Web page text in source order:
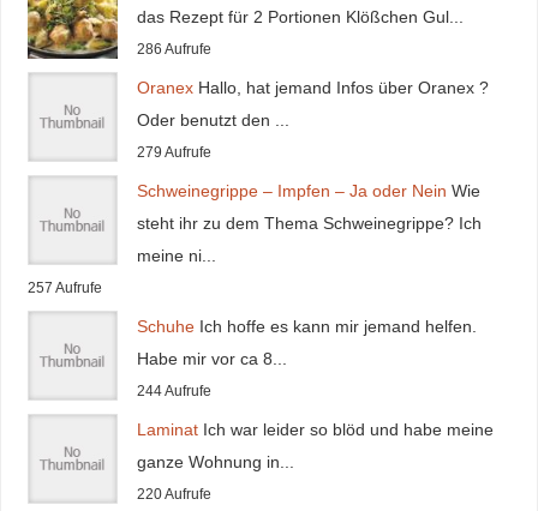
das Rezept für 2 Portionen Klößchen Gul...
286 Aufrufe
Oranex Hallo, hat jemand Infos über Oranex ?
Oder benutzt den ...
279 Aufrufe
Schweinegrippe – Impfen – Ja oder Nein Wie
steht ihr zu dem Thema Schweinegrippe? Ich
meine ni...
257 Aufrufe
Schuhe Ich hoffe es kann mir jemand helfen.
Habe mir vor ca 8...
244 Aufrufe
Laminat Ich war leider so blöd und habe meine
ganze Wohnung in...
220 Aufrufe